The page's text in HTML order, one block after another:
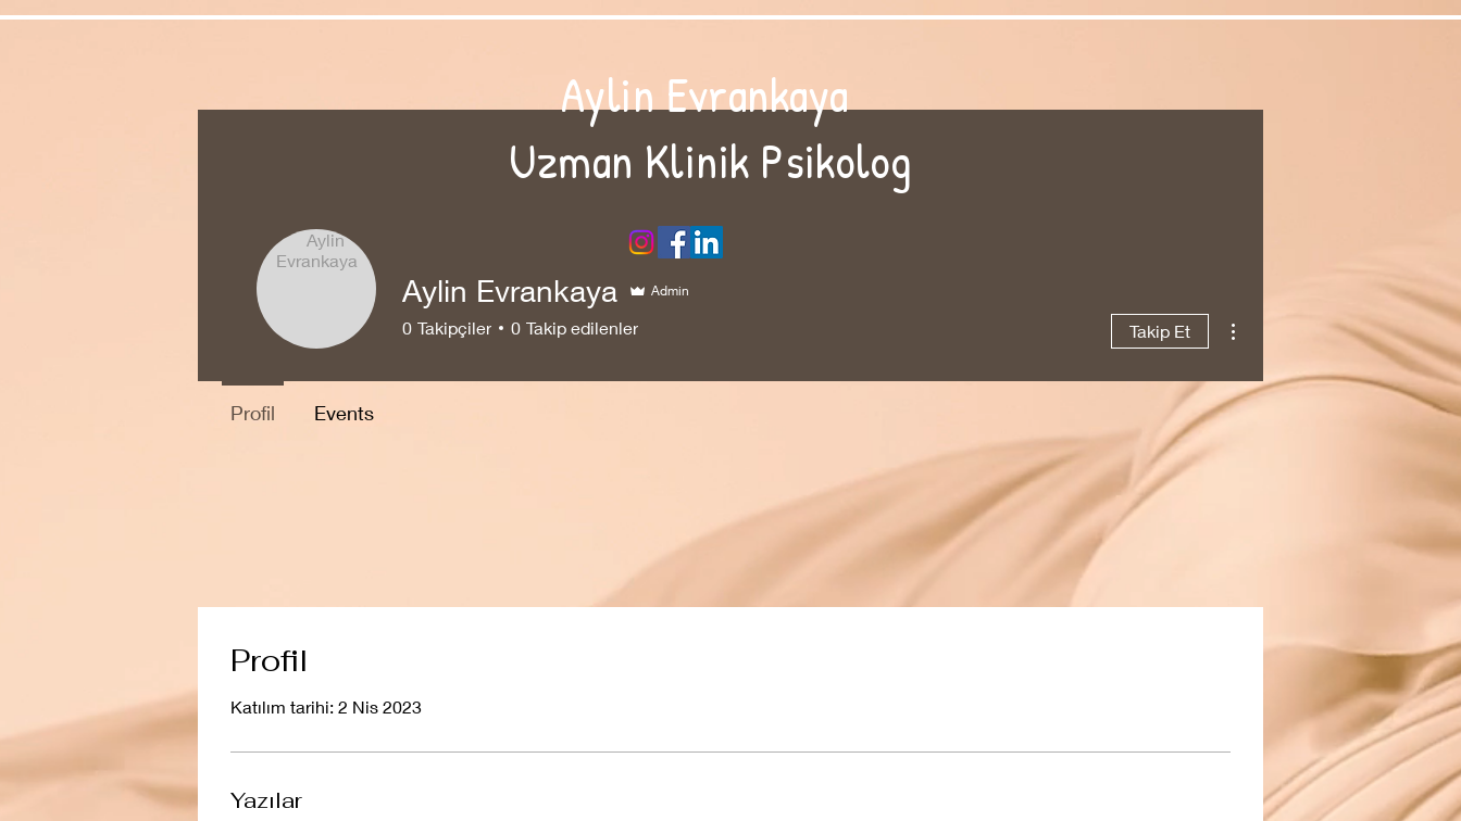
Aylin Evrankaya
Uzman Klinik Psikolog
Profil
Katılım tarihi: 2 Nis 2023
Yazılar
Aylin Evrankaya Admin
0 Takipçiler 0 Takip edilenler Takip Et
Profil Events